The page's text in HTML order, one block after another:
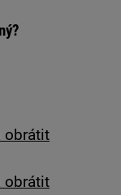
obrátit
obrátit